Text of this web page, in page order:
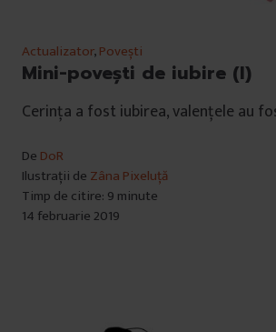
Actualizator,Povești
Mini-povești de iubire (I)
Cerința a fost iubirea, valențele au
De DoR
Ilustrații de Zâna Pixeluță
Timp de citire: 9 minute
14 februarie 2019